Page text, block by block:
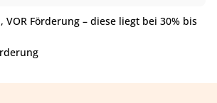
Förderung – diese liegt bei 30% bis